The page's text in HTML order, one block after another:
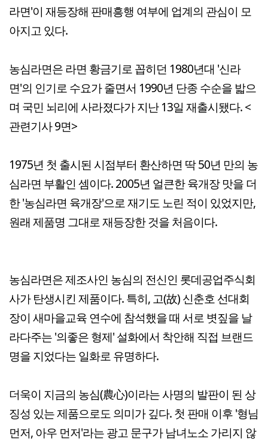
라면'이 재등장해 판매흥행 여부에 업계의 관심이 모
아지고 있다.
농심라면은 라면 황금기로 꼽히던 1980년대 '신라
면'의 인기로 수요가 줄면서 1990년 단종 수순을 밟으
며 국민 뇌리에 사라졌다가 지난 13일 재출시됐다. <
관련기사 9면>
1975년 첫 출시된 시점부터 환산하면 딱 50년 만의 농
심라면 부활인 셈이다. 2005년 얼큰한 육개장 맛을 더
한 '농심라면 육개장'으로 재기도 노린 적이 있었지만,
원래 제품명 그대로 재등장한 것을 처음이다.
농심라면은 제조사인 농심의 전신인 롯데공업주식회
사가 탄생시킨 제품이다. 특히, 고(故) 신춘호 선대회
장이 새마을교육 연수에 참석했을 때 서로 볏짚을 날
라다주는 '의좋은 형제' 설화에서 착안해 직접 브랜드
명을 지었다는 일화로 유명하다.
더욱이 지금의 농심(農心)이라는 사명의 발판이 된 상
징성 있는 제품으로도 의미가 깊다. 첫 판매 이후 '형님
먼저, 아우 먼저'라는 광고 문구가 남녀노소 가리지 않